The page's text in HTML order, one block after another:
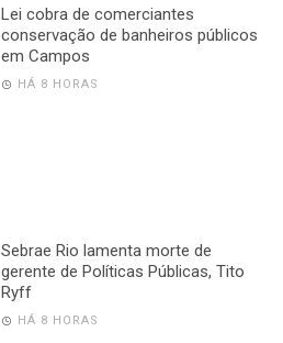
Lei cobra de comerciantes
conservação de banheiros públicos
em Campos
HÁ 8 HORAS
Sebrae Rio lamenta morte de
gerente de Políticas Públicas, Tito
Ryff
HÁ 8 HORAS